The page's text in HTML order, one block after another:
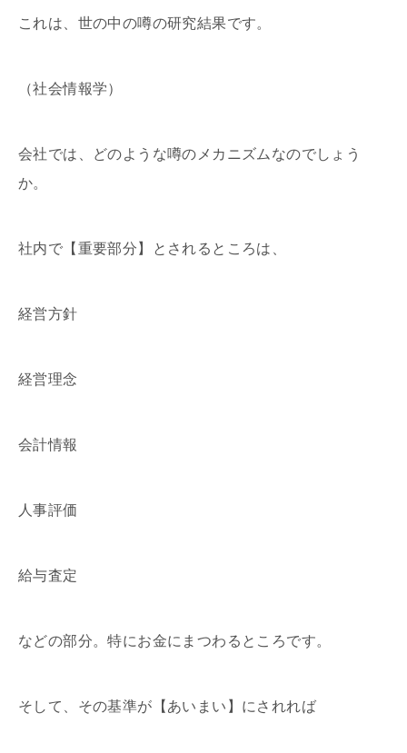
これは、世の中の噂の研究結果です。
（社会情報学）
会社では、どのような噂のメカニズムなのでしょう
か。
社内で【重要部分】とされるところは、
経営方針
経営理念
会計情報
人事評価
給与査定
などの部分。特にお金にまつわるところです。
そして、その基準が【あいまい】にされれば